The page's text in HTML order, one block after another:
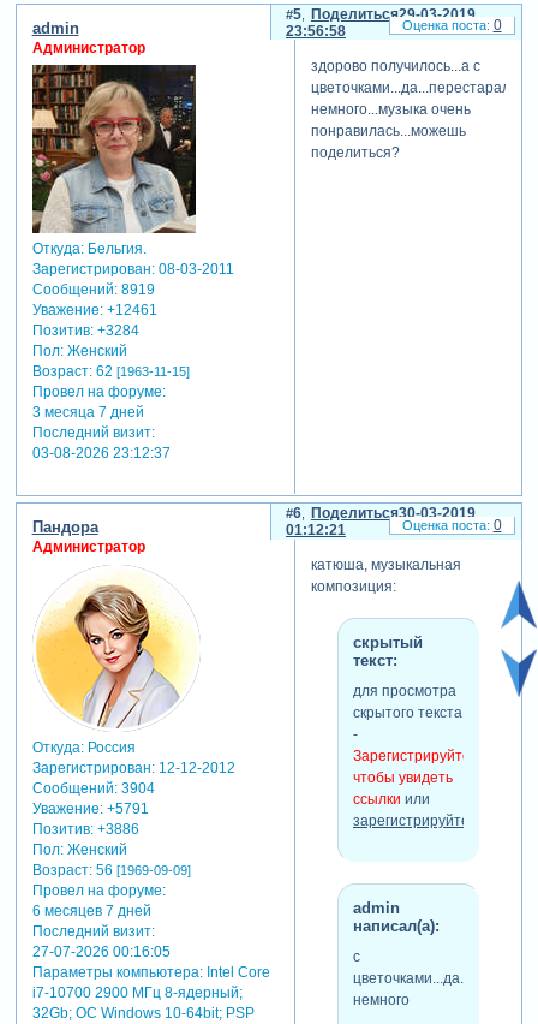
Зарегистрируйтесь, чтобы
увидеть ссылки
настройке trapcode
particular. все настройки
разобраны и остаётся
только придумать как их вам
нужно анимировать. полная
Поделиться
5
29-03-2019
23:56:58
admin
Администратор
Откуда:Бельгия.
Зарегистрирован: 08-03-2011
Сообщений:8919
Уважение: +12461
Позитив: +3284
Пол:Женский
Возраст:62 [1963-11-15]
Провел на форуме:
3 месяца 7 дней
Последний визит:
03-08-2026 23:12:37
здорово получилось...а с
цветочками...да...перестаралась
немного...музыка очень
понравилась...можешь
поделиться?
0
Поделиться
6
30-03-2019
01:12:21
Пандора
Администратор
Откуда:Россия
Зарегистрирован: 12-12-2012
Сообщений:3904
Уважение: +5791
Позитив: +3886
Пол:Женский
Возраст:56 [1969-09-09]
Провел на форуме:
6 месяцев 7 дней
Последний визит:
27-07-2026 00:16:05
Параметры компьютера:Intel Core
i7-10700 2900 МГц 8-ядерный;
32Gb; ОС Windows 10-64bit; PSP
катюша, музыкальная
композиция:
скрытый
текст:
для просмотра
скрытого текста
-
Зарегистрируйтесь,
чтобы увидеть
ссылки или
зарегистрируйтесь
admin
написал(а):
с
немного
0